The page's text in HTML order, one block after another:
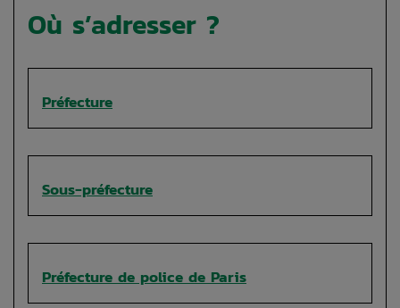
Où s’adresser ?
Préfecture
Sous-préfecture
Préfecture de police de Paris